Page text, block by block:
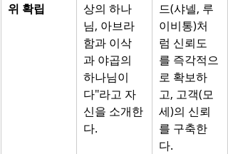
위 확립
상의 하나
님, 아브라
함과 이삭
과 야곱의
하나님이
다"라고 자
신을 소개한
다.
드(샤넬, 루
이비통)처
럼 신뢰도
를 즉각적으
로 확보하
고, 고객(모
세)의 신뢰
를 구축한
다.